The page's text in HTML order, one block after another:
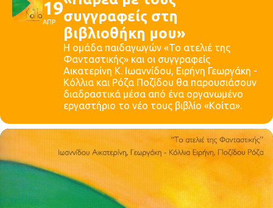
19
ΑΠΡ
συγγραφείς στη
βιβλιοθήκη μου»
Η ομάδα παιδαγωγών «Το ατελιέ της
Φανταστικής» και οι συγγραφείς
Αικατερίνη Κ. Ιωαννίδου, Ειρήνη Γεωργάκη -
Κόλλια και Ρόζα Ποζίδου θα παρουσιάσουν
διαδραστικά μέσα από ένα οργανωμένο
εργαστήριο το νέο τους βιβλίο «Κοίτα».